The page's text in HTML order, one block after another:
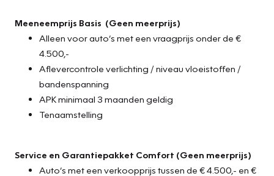
vermoeidheidsherkenning neemt het waar als uw
concentratie verslapt en geeft u dan een waarschuwing.
De veiligheid van deze auto wordt verder verhoogd door
hill hold functie, autonoom remsysteem en
bandenspanningcontrolesysteem.
Even bellen voor een afspraak en deze Hyundai staat voor
Meeneemprijs Basis (Geen meerprijs)
Alleen voor auto’s met een vraagprijs onder de €
4.500,-
Aflevercontrole verlichting / niveau vloeistoffen /
bandenspanning
APK minimaal 3 maanden geldig
Tenaamstelling
Service en Garantiepakket Comfort (Geen meerprijs)
Auto’s met een verkoopprijs tussen de € 4.500,- en €